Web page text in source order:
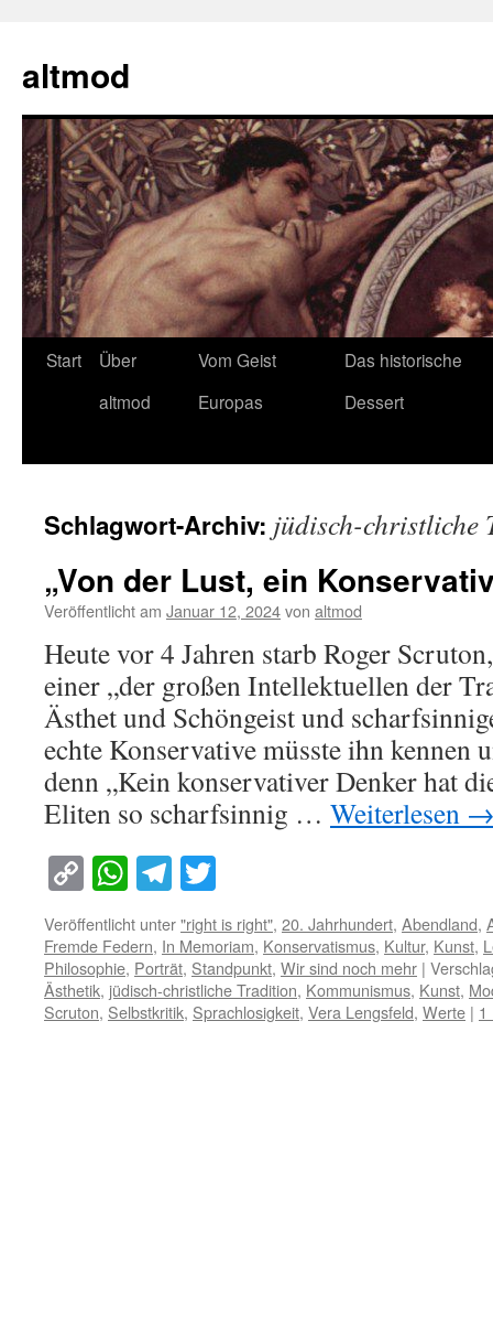
springen
altmod
Start
Über
altmod
Vom Geist
Europas
Das historische
Dessert
Schlagwort-Archiv: jüdisch-christliche
„Von der Lust, ein
Veröffentlicht am Januar 12, 2024von altmod
Heute vor 4 Jahren starb Roger
einer „der großen Intellektuellen der
Ästhet und Schöngeist und
echte Konservative müsste ihn kennen
denn „Kein konservativer Denker hat
Eliten so scharfsinnig … Weiterlesen
Copy
Link
WhatsApp
Telegram
Veröffentlicht unter"right is right", 20. Jahrhundert, Abendland,
Fremde Federn, In Memoriam, Konservatismus, Kultur, Kunst,
Philosophie, Porträt, Standpunkt, Wir sind noch mehr |
Ästhetik, jüdisch-christliche Tradition, Kommunismus, Kunst,
Scruton, Selbstkritik, Sprachlosigkeit, Vera Lengsfeld, Werte | 1